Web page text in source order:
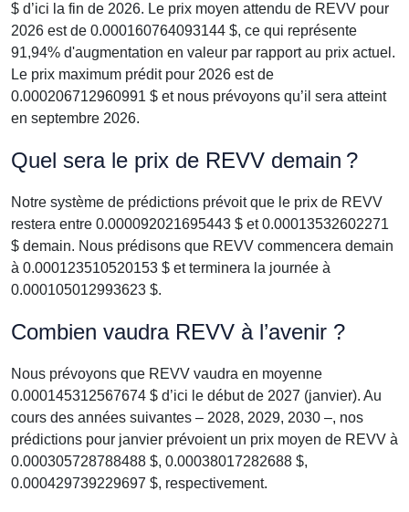
$ d’ici la fin de 2026. Le prix moyen attendu de REVV pour
2026 est de 0.000160764093144 $, ce qui représente
91,94% d'augmentation en valeur par rapport au prix actuel.
Le prix maximum prédit pour 2026 est de
0.000206712960991 $ et nous prévoyons qu’il sera atteint
en septembre 2026.
Quel sera le prix de REVV demain ?
Notre système de prédictions prévoit que le prix de REVV
restera entre 0.000092021695443 $ et 0.00013532602271
$ demain. Nous prédisons que REVV commencera demain
à 0.000123510520153 $ et terminera la journée à
0.000105012993623 $.
Combien vaudra REVV à l’avenir ?
Nous prévoyons que REVV vaudra en moyenne
0.000145312567674 $ d’ici le début de 2027 (janvier). Au
cours des années suivantes – 2028, 2029, 2030 –, nos
prédictions pour janvier prévoient un prix moyen de REVV à
0.000305728788488 $, 0.00038017282688 $,
0.000429739229697 $, respectivement.